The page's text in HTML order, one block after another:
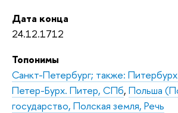
Дата конца
24.12.1712
Топонимы
Санкт-Петербург; также:
Петер-Бурх. Питер, СПб, Польша
государство, Полская земля, Речь